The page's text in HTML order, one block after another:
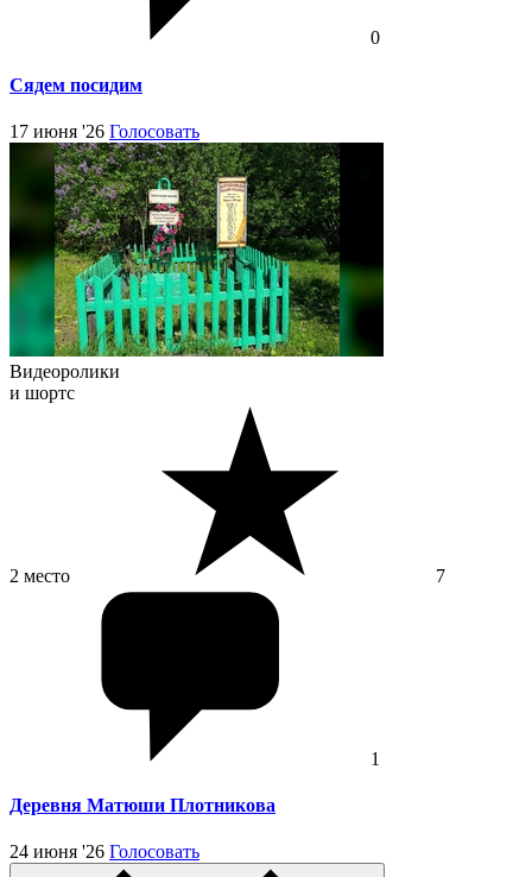
0
Сядем посидим
17 июня '26 Голосовать
Видеоролики
и шортс
2 место 7
1
Деревня Матюши Плотникова
24 июня '26 Голосовать